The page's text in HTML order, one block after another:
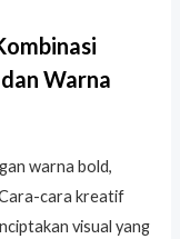
Warna
warna bold,
Cara-cara kreatif
visual yang